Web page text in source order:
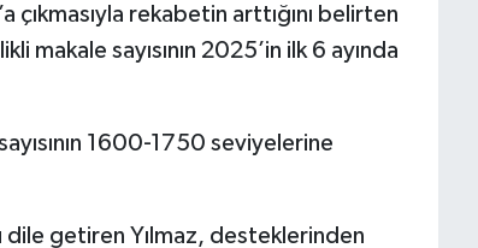
çıkmasıyla rekabetin arttığını belirten
makale sayısının 2025’in ilk 6 ayında
1600-1750 seviyelerine
dile getiren Yılmaz, desteklerinden